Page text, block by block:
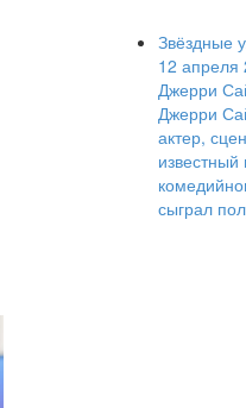
Звёздные
12 апреля
Джерри
Джерри
актер,
сыграл